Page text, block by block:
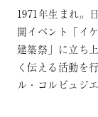
1971年生まれ。
開イベント「イ
建築祭」に立ち
く伝える活動を
ル・コルビュジ